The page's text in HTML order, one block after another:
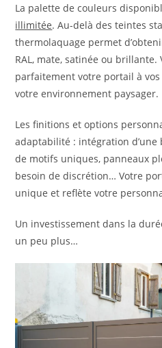
La palette de couleurs
illimitée. Au-delà des teintes
thermolaquage permet
RAL, mate, satinée ou
parfaitement votre portail à
votre environnement paysager.
Les finitions et options
adaptabilité : intégration d’une
de motifs uniques, panneaux
besoin de discrétion… Votre
unique et reflète votre
Un investissement dans la
un peu plus…